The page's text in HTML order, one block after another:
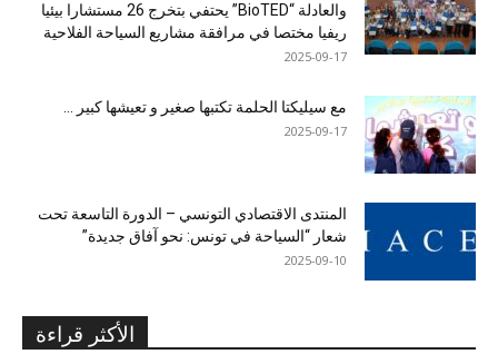
والعادلة “BioTED” يحتفي بتخرج 26 مستشارا بيئيا
ريفيا مختصا في مرافقة مشاريع السياحة الفلاحية
2025-09-17
مع سيليكتا الحلمة تكتبها صغير و تعيشها كبير …
2025-09-17
المنتدى الاقتصادي التونسي – الدورة التاسعة تحت
شعار “السياحة في تونس: نحو آفاق جديدة”
2025-09-10
الأكثر قراءة